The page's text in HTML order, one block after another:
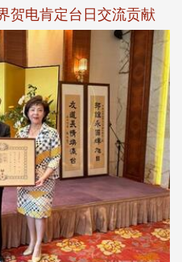
贺电肯定台日交流贡献